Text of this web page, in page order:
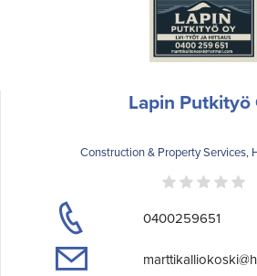
Lapin Putkityö
Construction & Property Services,
0400259651